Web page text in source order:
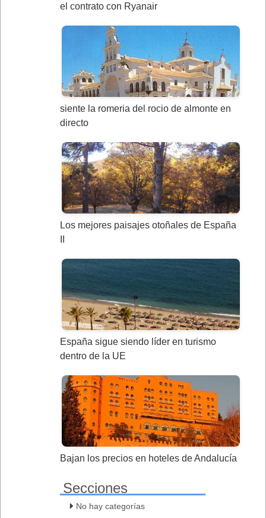
el contrato con Ryanair
siente la romeria del rocio de almonte en
directo
Los mejores paisajes otoñales de España
España sigue siendo líder en turismo
dentro de la UE
Bajan los precios en hoteles de Andalucía
Secciones
No hay categorías